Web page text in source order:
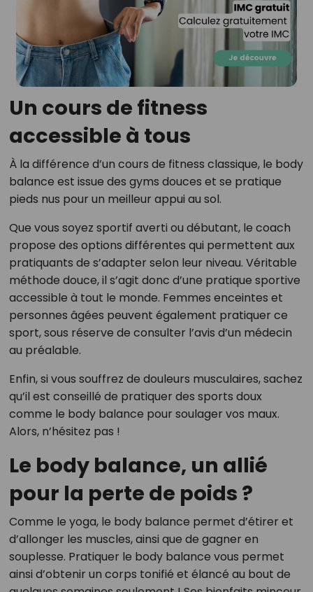
Un cours de fitness
accessible à tous
À la différence d’un cours de fitness classique, le body
balance est issue des gyms douces et se pratique
pieds nus pour un meilleur appui au sol.
Que vous soyez sportif averti ou débutant, le coach
propose des options différentes qui permettent aux
pratiquants de s’adapter selon leur niveau. Véritable
méthode douce, il s’agit donc d’une pratique sportive
accessible à tout le monde. Femmes enceintes et
personnes âgées peuvent également pratiquer ce
sport, sous réserve de consulter l’avis d’un médecin
au préalable.
Enfin, si vous souffrez de douleurs musculaires, sachez
qu’il est conseillé de pratiquer des sports doux
comme le body balance pour soulager vos maux.
Alors, n’hésitez pas !
Le body balance, un allié
pour la perte de poids ?
Comme le yoga, le body balance permet d’étirer et
d’allonger les muscles, ainsi que de gagner en
souplesse. Pratiquer le body balance vous permet
ainsi d’obtenir un corps tonifié et élancé au bout de